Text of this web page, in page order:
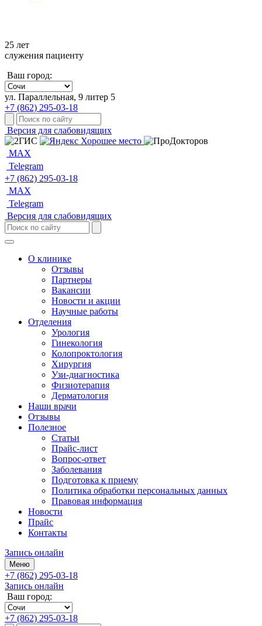
25 лет
служения пациенту
Ваш город:
ул. Параллельная, 9 литер 5
+7 (862) 295-03-18
Версия для слабовидящих
MAX
Telegram
+7 (862) 295-03-18
MAX
Telegram
Версия для слабовидящих
О клинике
Отзывы
Партнеры
Вакансии
Новости и акции
Научные работы
Отделения
Урология
Гинекология
Колопроктология
Хирургия
Узи-диагностика
Физиотерапия
Дерматология
Наши врачи
Отзывы
Полезное
Статьи
Прайс-лист
Вопрос-ответ
Заболевания
Подготовка к приему
Политика обработки персональных данных
Правовая информация
Новости
Прайс
Контакты
Запись онлайн
Меню
+7 (862) 295-03-18
Запись онлайн
Ваш город:
+7 (862) 295-03-18